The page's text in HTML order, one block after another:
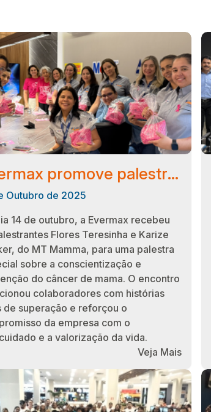
Evermax promove palestra sobre conscientização e prevenção do câncer de mama
Outubro de 2025
14 de outubro, a Evermax recebeu
Flores Teresinha e Karize
do MT Mamma, para uma palestra
sobre a conscientização e
do câncer de mama. O encontro
colaboradores com histórias
de superação e reforçou o
da empresa com o
e a valorização da vida.
Veja Mais